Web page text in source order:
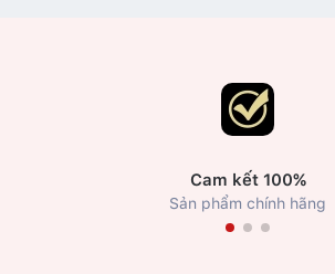
Cam kết 100%
Sản phẩm chính hãng